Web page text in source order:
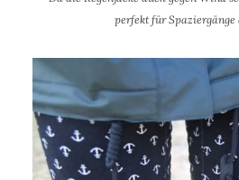
perfekt für Spaziergänge